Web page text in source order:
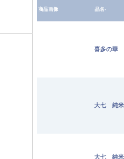
商品画像 品名-
喜多の華
大七 純
大七 純